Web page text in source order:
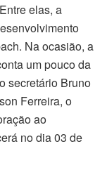
elas, a
Na ocasião, a
um pouco da
secretário Bruno
Ferreira, o
ao
no dia 03 de